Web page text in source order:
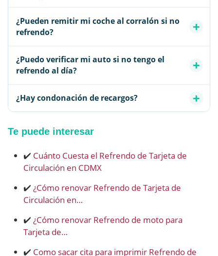
¿Pueden remitir mi coche al corralón si no
refrendo?
¿Puedo verificar mi auto si no tengo el
refrendo al día?
¿Hay condonación de recargos?
Te puede interesar
✔️ Cuánto Cuesta el Refrendo de Tarjeta de
Circulación en CDMX
✔️ ¿Cómo renovar Refrendo de Tarjeta de
Circulación en…
✔️ ¿Cómo renovar Refrendo de moto para
Tarjeta de…
✔️ Como sacar cita para imprimir Refrendo de